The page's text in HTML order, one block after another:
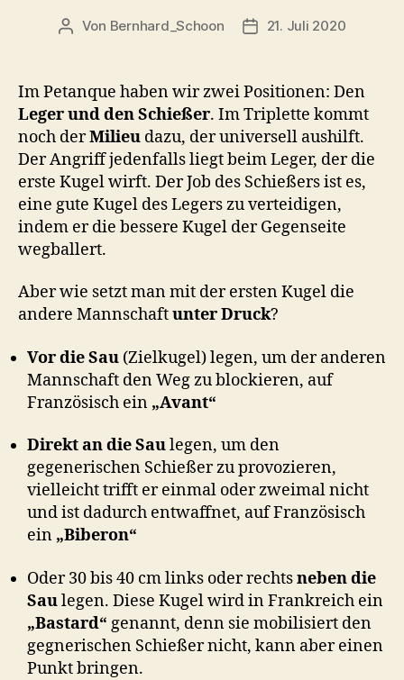
Beitragsautor
Von Bernhard_Schoon 21. Juli 2020
Im Petanque haben wir zwei Positionen: Den
Leger und den Schießer. Im Triplette kommt
noch derMilieu dazu, der universell aushilft.
Der Angriff jedenfalls liegt beim Leger, der die
erste Kugel wirft. Der Job des Schießers ist es,
eine gute Kugel des Legers zu verteidigen,
indem er die bessere Kugel der Gegenseite
wegballert.
Aber wie setzt man mit der ersten Kugel die
andere Mannschaftunter Druck?
Vor die Sau (Zielkugel) legen, um der anderen
Mannschaft den Weg zu blockieren, auf
Französisch ein „Avant“
Direkt an die Saulegen, um den
gegenerischen Schießer zu provozieren,
vielleicht trifft er einmal oder zweimal nicht
und ist dadurch entwaffnet, auf Französisch
ein „Biberon“
Oder 30 bis 40 cm links oder rechtsneben die
Saulegen. Diese Kugel wird in Frankreich ein
„Bastard“ genannt, denn sie mobilisiert den
gegnerischen Schießer nicht, kann aber einen
Punkt bringen.